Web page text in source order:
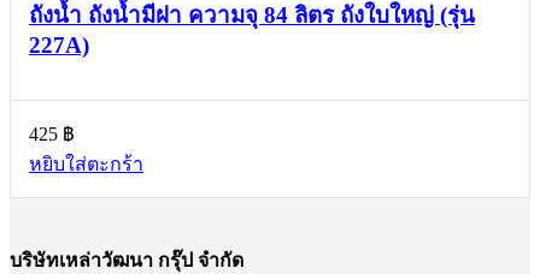
ถังน้ำ ถังน้ำมีฝา ความจุ 84 ลิตร ถังใบใหญ่ (รุ่น
227A)
425 ฿
หยิบใส่ตะกร้า
บริษัทเหล่าวัฒนา กรุ๊ป จำกัด